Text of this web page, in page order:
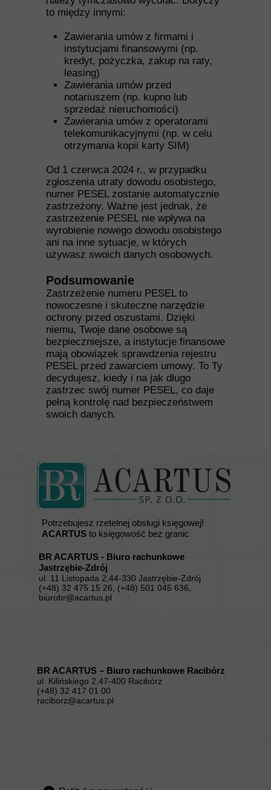
to między innymi:
Zawierania umów z firmami i
instytucjami finansowymi (np.
kredyt, pożyczka, zakup na raty,
leasing)
Zawierania umów przed
notariuszem (np. kupno lub
sprzedaż nieruchomości)
Zawierania umów z operatorami
telekomunikacyjnymi (np. w celu
otrzymania kopii karty SIM)
Od 1 czerwca 2024 r., w przypadku
zgłoszenia utraty dowodu osobistego,
numer PESEL zostanie automatycznie
zastrzeżony. Ważne jest jednak, że
zastrzeżenie PESEL nie wpływa na
wyrobienie nowego dowodu osobistego
ani na inne sytuacje, w których
używasz swoich danych osobowych.
Podsumowanie
Zastrzeżenie numeru PESEL to
nowoczesne i skuteczne narzędzie
ochrony przed oszustami. Dzięki
niemu, Twoje dane osobowe są
bezpieczniejsze, a instytucje finansowe
mają obowiązek sprawdzenia rejestru
PESEL przed zawarciem umowy. To Ty
decydujesz, kiedy i na jak długo
zastrzec swój numer PESEL, co daje
pełną kontrolę nad bezpieczeństwem
swoich danych.
Potrzebujesz rzetelnej obsługi księgowej!
ACARTUS to księgowość bez granic
BR ACARTUS - Biuro rachunkowe
Jastrzębie-Zdrój
ul. 11 Listopada 2,44-330 Jastrzębie-Zdrój
(+48) 32 475 15 26, (+48) 501 045 636,
biurobr@acartus.pl
BR ACARTUS – Biuro rachunkowe Racibórz
ul. Kilińskiego 2,47-400 Racibórz
(+48) 32 417 01 00
raciborz@acartus.pl